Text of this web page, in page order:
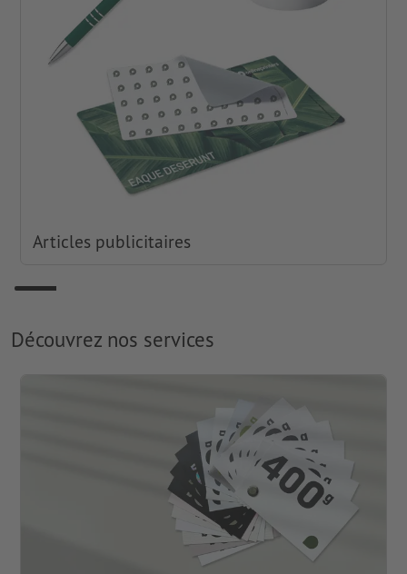
Articles publicitaires
Découvrez nos services